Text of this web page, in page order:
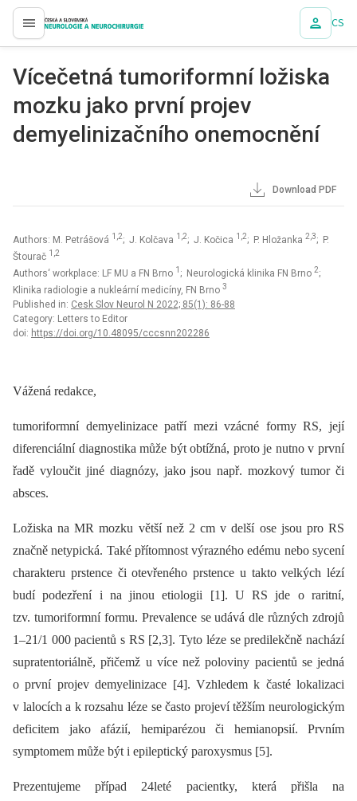
proLékaře.cz CS
Vícečetná tumoriformní ložiska
mozku jako první projev
demyelinizačního onemocnění
Download PDF
Authors: M. Petrášová 1,2; J. Kolčava 1,2; J. Kočica 1,2; P. Hložanka 2,3; P.
Štourač 1,2
Authors‘ workplace: LF MU a FN Brno 1 ; Neurologická klinika FN Brno 2;
Klinika radiologie a nukleární medicíny, FN Brno 3
Published in: Cesk Slov Neurol N 2022; 85(1): 86-88
Category: Letters to Editor
doi: https://doi.org/10.48095/cccsnn202286
Vážená redakce,
tumoriformní demyelinizace patří mezi vzácné formy RS, její
diferenciální dia­gnostika může být obtížná, proto je nutno v první
řadě vyloučit jiné dia­gnózy, jako jsou např. mozkový tumor či
absces.
Ložiska na MR mozku větší než 2 cm v delší ose jsou pro RS
značně netypická. Také přítomnost výrazného edému nebo sycení
charakteru prstence či otevřeného prstence u takto velkých lézí
budí podezření i na jinou etiologii [1]. U RS jde o raritní,
tzv. tumoriformní formu. Prevalence se udává dle různých zdrojů
1–21/1 000 pacientů s RS [2,3]. Tyto léze se predilekčně nachází
supratentoriálně, přičemž u více než poloviny pacientů se jedná
o první projev demyelinizace [4]. Vzhledem k časté lokalizaci
v lalocích a k rozsahu léze se často projeví těžším neurologickým
deficitem jako afázií, hemiparézou či hemianopsií. Prvním
symptomem může být i epileptický paroxysmus [5].
Prezentujeme případ 24leté pacientky, která přišla na